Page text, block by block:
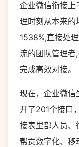
企业微信衔接上
理时刻从本来的
1538%,直接处
流的团队管理者
完成高效对接。
现在，企业微
开了201个接口
接表里部人员、
帮贡数字化、移